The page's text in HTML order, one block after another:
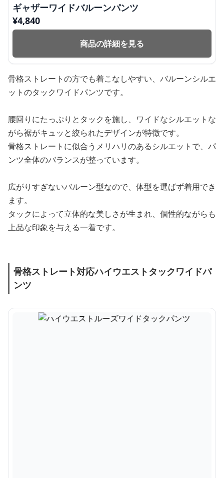
ギャザーワイドバルーンパンツ
¥4,840
商品の詳細を見る
骨格ストレートの方でも着こなしやすい、バルーンシルエ
ットのタックワイドパンツです。
腰回りにたっぷりとタックを施し、ワイドなシルエットな
がら裾がキュッと絞られたデザインが特徴です。
骨格ストレートに似合うメリハリのあるシルエットで、パ
ンツ全体のバランスが整っています。
広がりすぎないバルーン型なので、体型を選ばず着用でき
ます。
タックによって立体的な美しさが生まれ、個性的ながらも
上品な印象を与える一着です。
骨格ストレート対応ハイウエストタックワイドパ
ンツ